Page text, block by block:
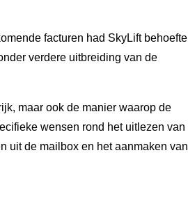
facturen had SkyLift behoefte
verdere uitbreiding van de
maar ook de manier waarop de
wensen rond het uitlezen van
uit de mailbox en het aanmaken van